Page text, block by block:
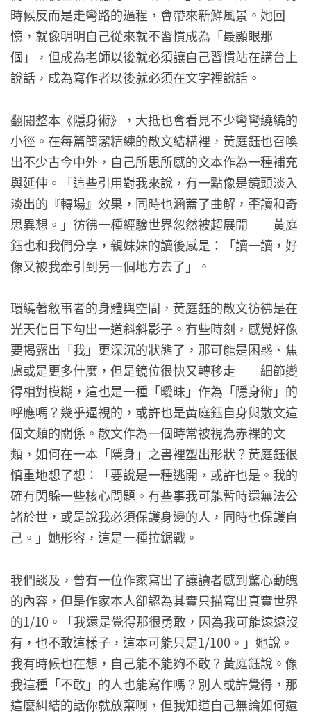
時候反而是走彎路的過程，會帶來新鮮風景。她回
憶，就像明明自己從來就不習慣成為「最顯眼那
個」，但成為老師以後就必須讓自己習慣站在講台上
說話，成為寫作者以後就必須在文字裡說話。
翻閱整本《隱身術》，大抵也會看見不少彎彎繞繞的
小徑。在每篇簡潔精練的散文結構裡，黃庭鈺也召喚
出不少古今中外，自己所思所感的文本作為一種補充
與延伸。「這些引用對我來說，有一點像是鏡頭淡入
淡出的『轉場』效果，同時也涵蓋了曲解，歪讀和奇
思異想。」彷彿一種經驗世界忽然被超展開——黃庭
鈺也和我們分享，親妹妹的讀後感是：「讀一讀，好
像又被我牽引到另一個地方去了」。
環繞著敘事者的身體與空間，黃庭鈺的散文彷彿是在
光天化日下勾出一道斜斜影子。有些時刻，感覺好像
要揭露出「我」更深沉的狀態了，那可能是困惑、焦
慮或是更多什麼，但是鏡位很快又轉移走——細節變
得相對模糊，這也是一種「曖昧」作為「隱身術」的
呼應嗎？幾乎逼視的，或許也是黃庭鈺自身與散文這
個文類的關係。散文作為一個時常被視為赤裸的文
類，如何在一本「隱身」之書裡塑出形狀？黃庭鈺很
慎重地想了想：「要說是一種逃開，或許也是。我的
確有閃躲一些核心問題。有些事我可能暫時還無法公
諸於世，或是說我必須保護身邊的人，同時也保護自
己。」她形容，這是一種拉鋸戰。
我們談及，曾有一位作家寫出了讓讀者感到驚心動魄
的內容，但是作家本人卻認為其實只描寫出真實世界
的1/10。「我還是覺得那很勇敢，因為我可能遠遠沒
有，也不敢這樣子，這本可能只是1/100。」她說。
我有時候也在想，自己能不能夠不敢？黃庭鈺說。像
我這種「不敢」的人也能寫作嗎？別人或許覺得，那
這麼糾結的話你就放棄啊，但我知道自己無論如何還